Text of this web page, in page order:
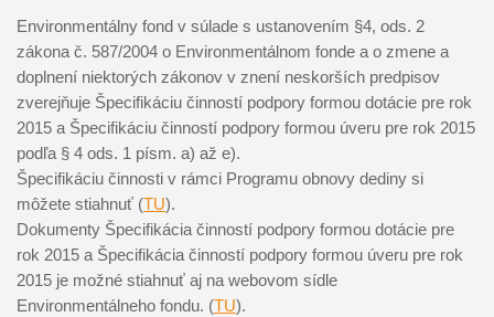
Environmentálny fond v súlade s ustanovením §4, ods. 2
zákona č. 587/2004 o Environmentálnom fonde a o zmene a
doplnení niektorých zákonov v znení neskorších predpisov
zverejňuje Špecifikáciu činností podpory formou dotácie pre rok
2015 a Špecifikáciu činností podpory formou úveru pre rok 2015
podľa § 4 ods. 1 písm. a) až e).
Špecifikáciu činnosti v rámci Programu obnovy dediny si
môžete stiahnuť (TU).
Dokumenty Špecifikácia činností podpory formou dotácie pre
rok 2015 a Špecifikácia činností podpory formou úveru pre rok
2015 je možné stiahnuť aj na webovom sídle
Environmentálneho fondu. (TU).